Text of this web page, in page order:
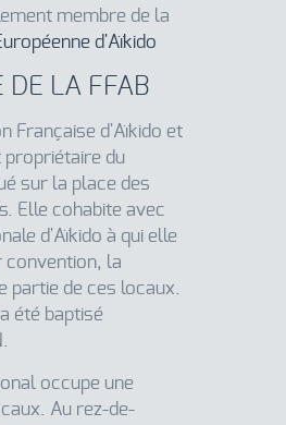
membre de la
d'Aïkido
DE LA FFAB
Française d'Aïkido et
propriétaire du
sur la place des
Elle cohabite avec
d'Aïkido à qui elle
convention, la
partie de ces locaux.
été baptisé
occupe une
Au rez-de-